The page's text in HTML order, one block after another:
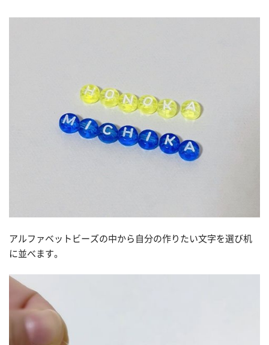
アルファベットビーズの中から自分の作りたい文字を選び机
に並べます。